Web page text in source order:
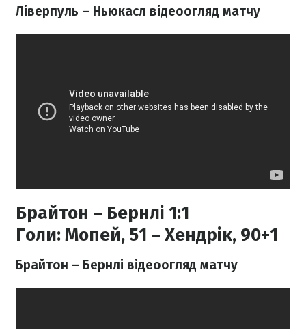
Ліверпуль – Ньюкасл відеоогляд матчу
Брайтон – Бернлі 1:1
Голи:Мопей, 51 – Хендрік, 90+1
Брайтон – Бернлі відеоогляд матчу